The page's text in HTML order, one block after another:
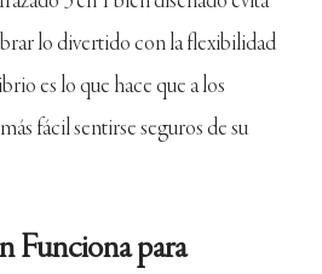
lo divertido con la flexibilidad
es lo que hace que a los
fácil sentirse seguros de su
Funciona para